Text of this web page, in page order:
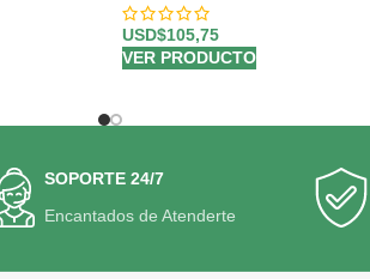
USD$105,75
VER PRODUCTO
SOPORTE 24/7
Encantados de Atenderte